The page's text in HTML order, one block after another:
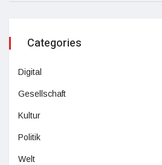
Categories
Digital
Gesellschaft
Kultur
Politik
Welt